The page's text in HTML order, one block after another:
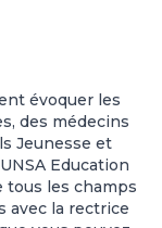
évoquer les
des médecins
Jeunesse et
Education
les champs
avec la rectrice